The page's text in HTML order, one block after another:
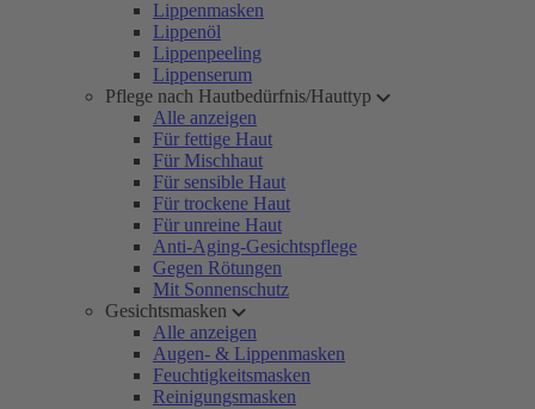
Lippenmasken
Lippenöl
Lippenpeeling
Lippenserum
Pflege nach Hautbedürfnis/Hauttyp
Alle anzeigen
Für fettige Haut
Für Mischhaut
Für sensible Haut
Für trockene Haut
Für unreine Haut
Anti-Aging-Gesichtspflege
Gegen Rötungen
Mit Sonnenschutz
Gesichtsmasken
Alle anzeigen
Augen- & Lippenmasken
Feuchtigkeitsmasken
Reinigungsmasken